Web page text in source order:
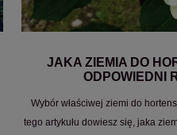
JAKA ZIEMIA DO
ODPOWIEDNI
Wybór właściwej ziemi do
tego artykułu dowiesz się, jaka